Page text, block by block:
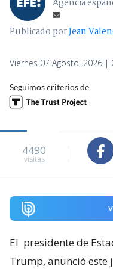
Agencia
Publicado porJean
Viernes 07 Agosto, 2026 |
Seguimos criterios de
4490
visitas
El presidente de
Trump, anunció este